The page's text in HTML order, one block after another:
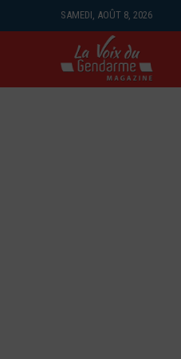
SAMEDI, AOÛT 8, 2026